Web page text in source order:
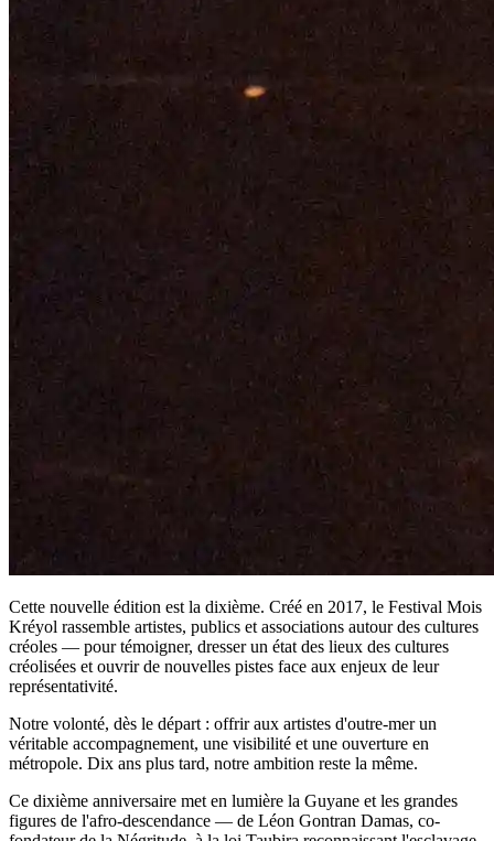
Cette nouvelle édition est la dixième. Créé en 2017, le Festival Mois
Kréyol rassemble artistes, publics et associations autour des cultures
créoles — pour témoigner, dresser un état des lieux des cultures
créolisées et ouvrir de nouvelles pistes face aux enjeux de leur
représentativité.
Notre volonté, dès le départ : offrir aux artistes d'outre-mer un
véritable accompagnement, une visibilité et une ouverture en
métropole. Dix ans plus tard, notre ambition reste la même.
Ce dixième anniversaire met en lumière la Guyane et les grandes
figures de l'afro-descendance — de Léon Gontran Damas, co-